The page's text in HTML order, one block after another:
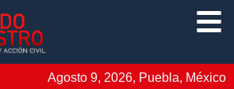
Agosto 9, 2026, Puebla, México